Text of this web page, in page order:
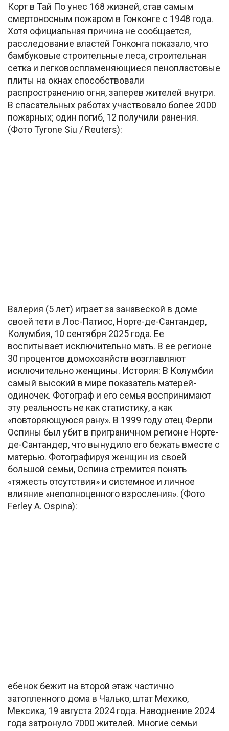
Корт в Тай По унес 168 жизней, став самым
смертоносным пожаром в Гонконге с 1948 года.
Хотя официальная причина не сообщается,
расследование властей Гонконга показало, что
бамбуковые строительные леса, строительная
сетка и легковоспламеняющиеся пенопластовые
плиты на окнах способствовали
распространению огня, заперев жителей внутри.
В спасательных работах участвовало более 2000
пожарных; один погиб, 12 получили ранения.
(Фото Tyrone Siu / Reuters):
Валерия (5 лет) играет за занавеской в доме
своей тети в Лос-Патиос, Норте-де-Сантандер,
Колумбия, 10 сентября 2025 года. Ее
воспитывает исключительно мать. В ее регионе
30 процентов домохозяйств возглавляют
исключительно женщины. История: В Колумбии
самый высокий в мире показатель матерей-
одиночек. Фотограф и его семья воспринимают
эту реальность не как статистику, а как
«повторяющуюся рану». В 1999 году отец Ферли
Оспины был убит в приграничном регионе Норте-
де-Сантандер, что вынудило его бежать вместе с
матерью. Фотографируя женщин из своей
большой семьи, Оспина стремится понять
«тяжесть отсутствия» и системное и личное
влияние «неполноценного взросления». (Фото
Ferley A. Ospina):
ебенок бежит на второй этаж частично
затопленного дома в Чалько, штат Мехико,
Мексика, 19 августа 2024 года. Наводнение 2024
года затронуло 7000 жителей. Многие семьи